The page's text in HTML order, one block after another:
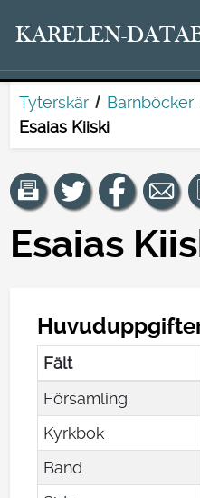
KARELEN-
Tyterskär Barnböcker
Esaias Kiiski
Esaias
Fält
Församling
Kyrkbok
Band